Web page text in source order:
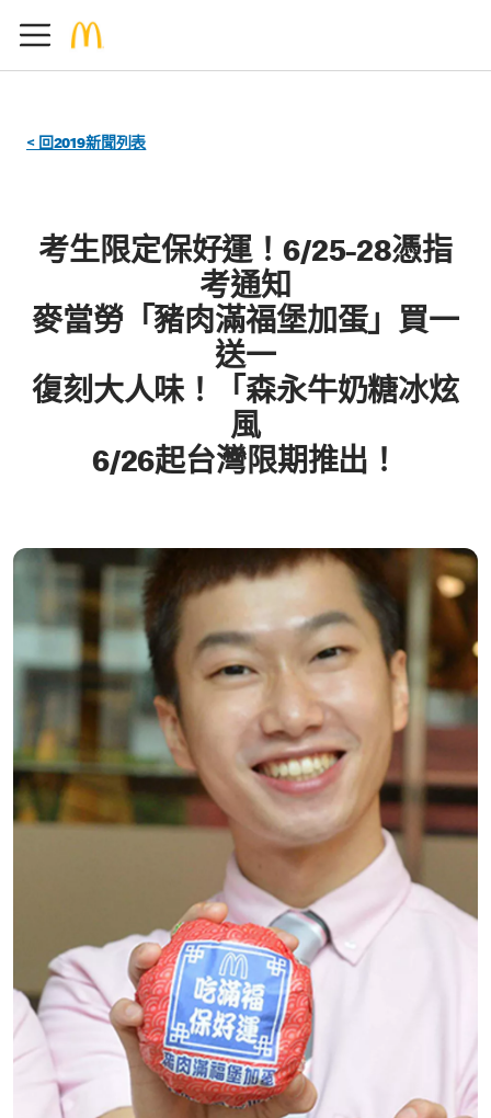
< 回2019新聞列表
考生限定保好運！6/25-28憑指
考通知
麥當勞「豬肉滿福堡加蛋」買一
送一
復刻大人味！「森永牛奶糖冰炫
風
6/26起台灣限期推出！